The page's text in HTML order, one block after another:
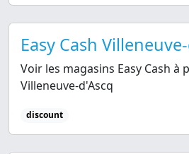
Easy Cash
Voir les magasins Easy Cash à
Villeneuve-d'Ascq
discount